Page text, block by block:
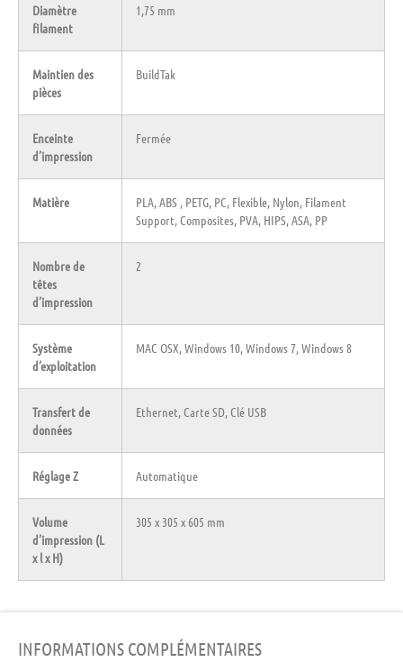
Diamètre
filament
1,75 mm
Maintien des
pièces
BuildTak
Enceinte
d’impression
Fermée
Matière
PLA, ABS , PETG, PC, Flexible, Nylon, Filament
Support, Composites, PVA, HIPS, ASA, PP
Nombre de
têtes
d’impression
2
Système
d’exploitation
MAC OSX, Windows 10, Windows 7, Windows 8
Transfert de
données
Ethernet, Carte SD, Clé USB
Réglage Z Automatique
Volume
d’impression (L
x l x H)
305 x 305 x 605 mm
INFORMATIONS COMPLÉMENTAIRES